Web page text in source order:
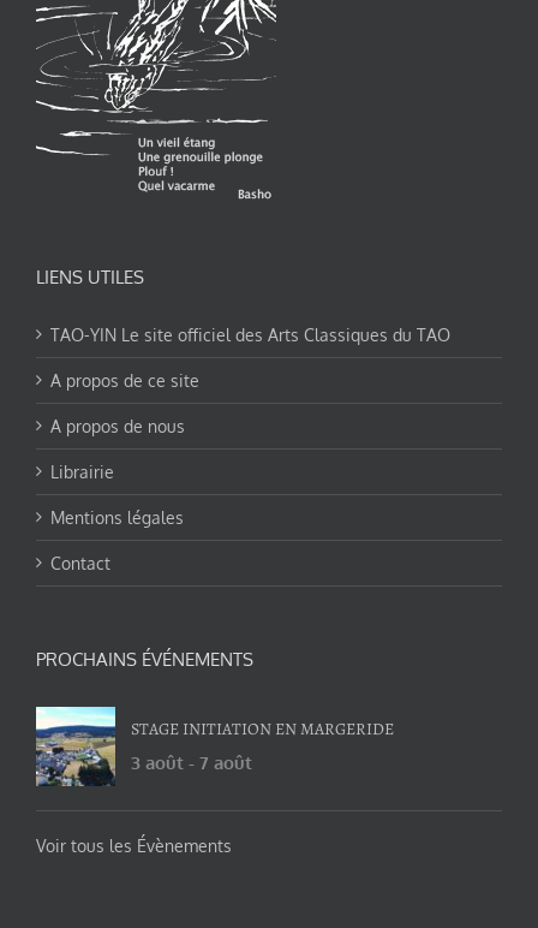
LIENS UTILES
TAO-YIN Le site officiel des Arts Classiques du TAO
A propos de ce site
A propos de nous
Librairie
Mentions légales
Contact
PROCHAINS ÉVÉNEMENTS
STAGE INITIATION EN MARGERIDE
3 août - 7 août
Voir tous les Évènements